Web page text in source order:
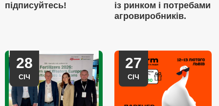
підписуйтесь!
із ринком і потребами
агровиробників.
28
СІЧ
27
СІЧ